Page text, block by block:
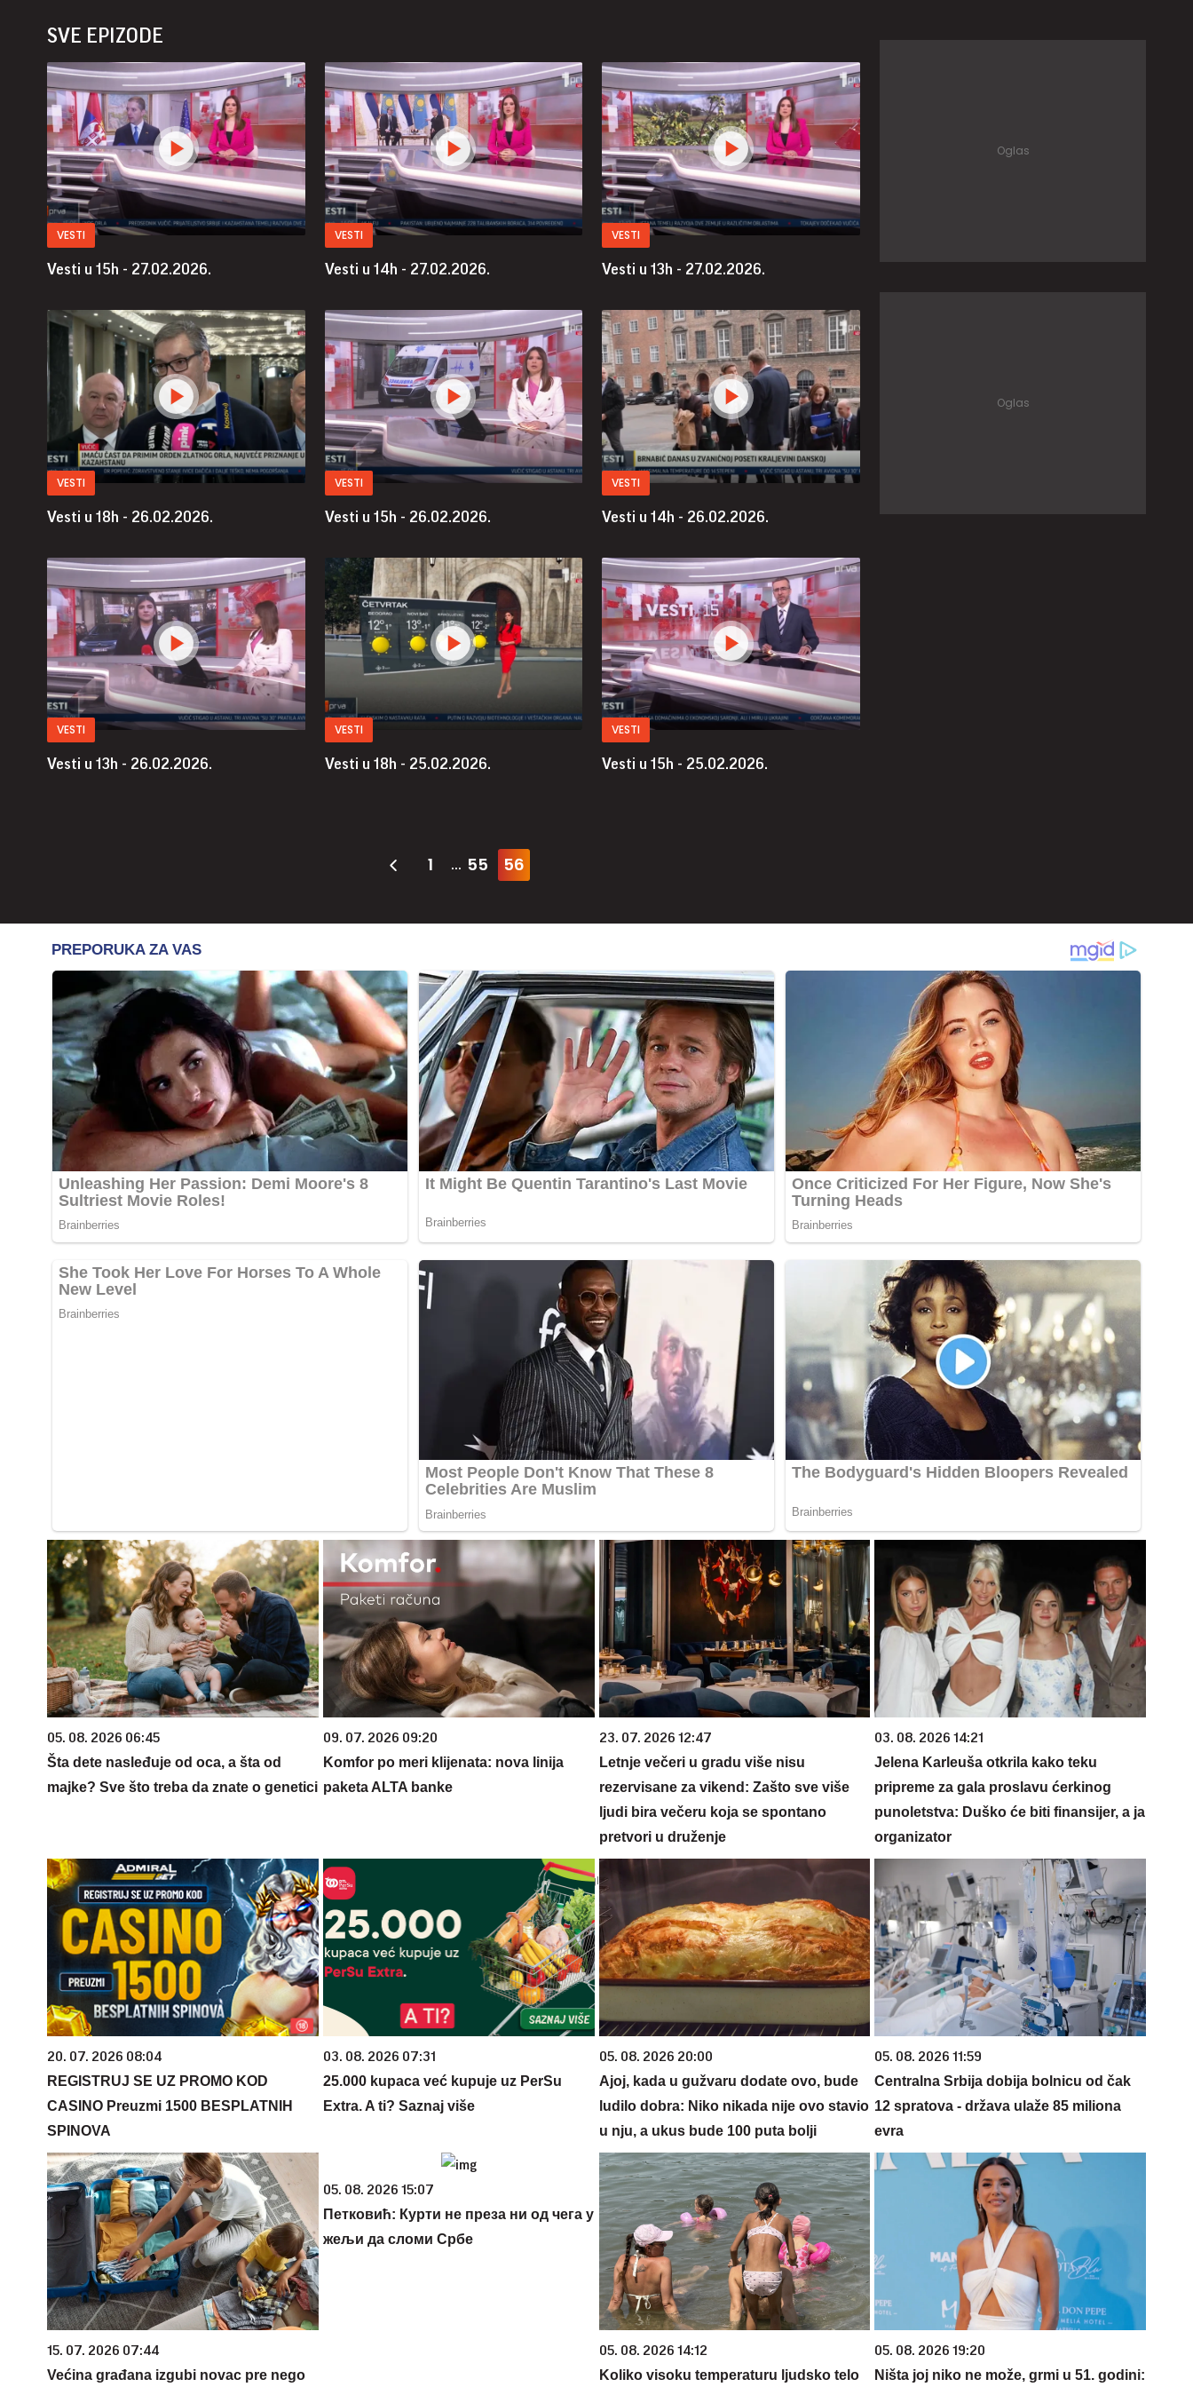
SVE EPIZODE
VESTI
Vesti u 15h - 27.02.2026.
VESTI
Vesti u 14h - 27.02.2026.
VESTI
Vesti u 13h - 27.02.2026.
VESTI
Vesti u 18h - 26.02.2026.
VESTI
Vesti u 15h - 26.02.2026.
VESTI
Vesti u 14h - 26.02.2026.
VESTI
Vesti u 13h - 26.02.2026.
VESTI
Vesti u 18h - 25.02.2026.
VESTI
Vesti u 15h - 25.02.2026.
1 ... 55 56
05. 08. 2026 06:45
Šta dete nasleđuje od oca, a šta od
majke? Sve što treba da znate o genetici
09. 07. 2026 09:20
Komfor po meri klijenata: nova linija
paketa ALTA banke
23. 07. 2026 12:47
Letnje večeri u gradu više nisu
rezervisane za vikend: Zašto sve više
ljudi bira večeru koja se spontano
pretvori u druženje
03. 08. 2026 14:21
Jelena Karleuša otkrila kako teku
pripreme za gala proslavu ćerkinog
punoletstva: Duško će biti finansijer, a ja
organizator
20. 07. 2026 08:04
REGISTRUJ SE UZ PROMO KOD
CASINO Preuzmi 1500 BESPLATNIH
SPINOVA
03. 08. 2026 07:31
25.000 kupaca već kupuje uz PerSu
Extra. A ti? Saznaj više
05. 08. 2026 20:00
Ajoj, kada u gužvaru dodate ovo, bude
ludilo dobra: Niko nikada nije ovo stavio
u nju, a ukus bude 100 puta bolji
05. 08. 2026 11:59
Centralna Srbija dobija bolnicu od čak
12 spratova - država ulaže 85 miliona
evra
15. 07. 2026 07:44
Većina građana izgubi novac pre nego
05. 08. 2026 15:07
Петковић: Курти не преза ни од чега у
жељи да сломи Србе
05. 08. 2026 14:12
Koliko visoku temperaturu ljudsko telo
05. 08. 2026 19:20
Ništa joj niko ne može, grmi u 51. godini: